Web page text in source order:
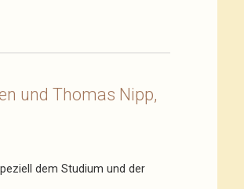
und Thomas Nipp,
dem Studium und der